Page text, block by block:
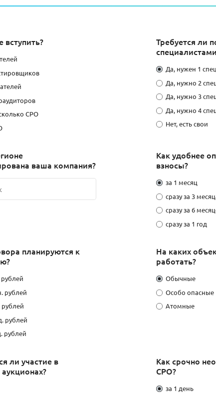
вступить?
СРО
Требуется ли
Да, нужен 1
Да, нужно 2
Да, нужно 3
Да, нужно 4
Нет, есть свои
ваша компания?
Как удобнее
взносы?
за 1 месяц
сразу за 3
сразу за 6
сразу за 1 год
планируются к
рублей
рублей
рублей
На каких
работать?
Обычные
Особо опасные
Атомные
ли участие в
Как срочно
СРО?
за 1 день